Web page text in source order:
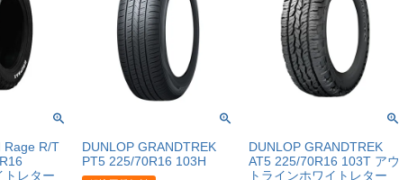
Rage R/T
トレター
DUNLOP GRANDTREK
PT5 225/70R16 103H
DUNLOP GRANDTREK
AT5 225/70R16 103T アウ
トラインホワイトレター